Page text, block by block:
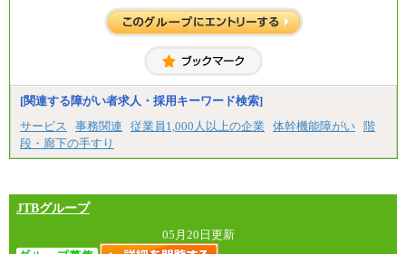
・専門・短大卒
(※3)、218,500円(※4)、216,500円（※5）
※1…東京都、埼玉県、千葉県、神奈川県
※2…大阪府、京都府、兵庫県、滋賀県
※3…愛知県、静岡県
※4…北海道、宮城県、栃木県、群馬県、長野県、新
潟県、富山県、石川県、岡山県、広島県、山口県、
香川県、福岡県
県、福島県、山形県
※3…28,000円、※4…25,000円、※5…23,000円）
・試用期間中も給与変更なし
[関連する障がい者求人・採用キーワード検索]
サービス
事務関連 従業員1,000人以上の企業 体幹機能障がい 階
段・廊下の手すり
JTBグループ
05月20日更新